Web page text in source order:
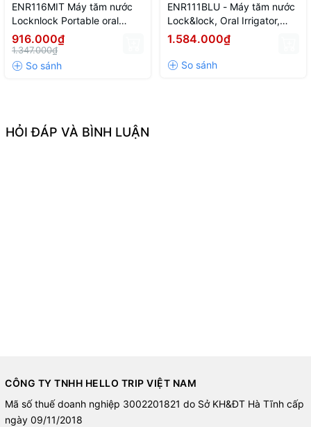
ENR116MIT Máy tăm nước
Locknlock Portable oral
irrigator 100-240V,
50/60Hz, 8W- Màu mint
916.000₫
1.347.000₫
ENR111BLU - Máy tăm nước
Lock&lock, Oral Irrigator,
DC12V, 18W, 600ml, Màu
1.584.000₫
HỎI ĐÁP VÀ BÌNH LUẬN
CÔNG TY TNHH HELLO TRIP VIỆT NAM
Mã số thuế doanh nghiệp 3002201821 do Sở KH&ĐT Hà Tĩnh cấp
ngày 09/11/2018